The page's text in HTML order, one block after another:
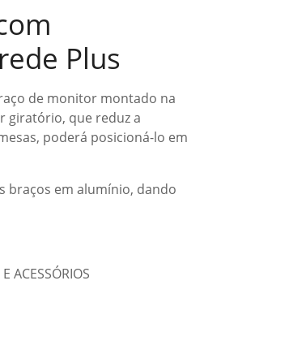
Plus
de monitor montado na
giratório, que reduz a
poderá posicioná-lo em
braços em alumínio, dando
ACESSÓRIOS